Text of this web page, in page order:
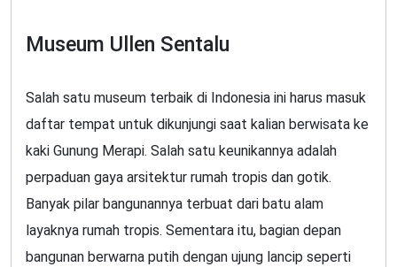
Museum Ullen Sentalu
Salah satu museum terbaik di Indonesia ini harus masuk
daftar tempat untuk dikunjungi saat kalian berwisata ke
kaki Gunung Merapi. Salah satu keunikannya adalah
perpaduan gaya arsitektur rumah tropis dan gotik.
Banyak pilar bangunannya terbuat dari batu alam
layaknya rumah tropis. Sementara itu, bagian depan
bangunan berwarna putih dengan ujung lancip seperti